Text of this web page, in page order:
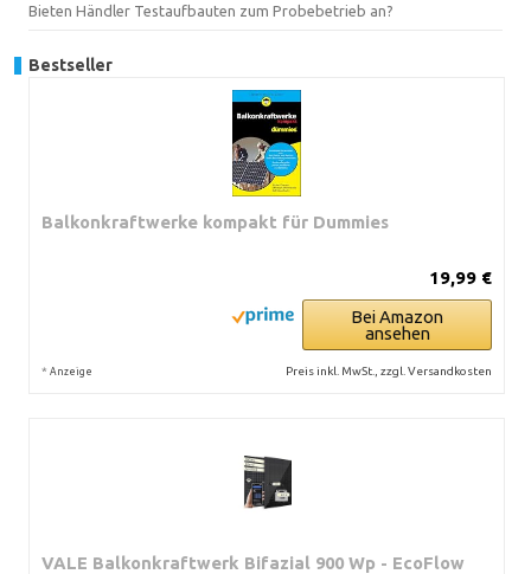
Bieten Händler Testaufbauten zum Probebetrieb an?
Bestseller
Balkonkraftwerke kompakt für Dummies
19,99 €
Bei Amazon
ansehen
* Anzeige Preis inkl. MwSt., zzgl. Versandkosten
VALE Balkonkraftwerk Bifazial 900 Wp - EcoFlow